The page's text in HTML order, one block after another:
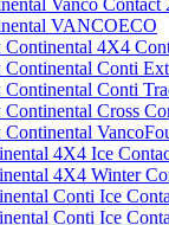
Vanco Contact
VANCOECO
4X4
Conti
Conti
Cross
4X4 Ice
4X4 Winter
Conti Ice
Conti Ice